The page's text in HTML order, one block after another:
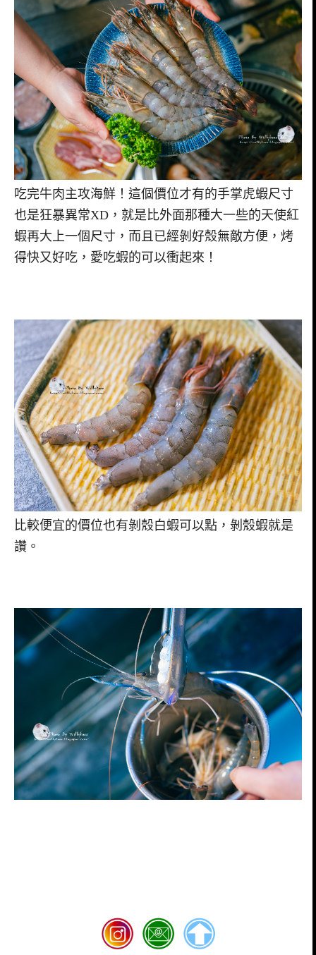
吃完牛肉主攻海鮮！這個價位才有的手掌虎蝦尺寸
也是狂暴異常XD，就是比外面那種大一些的天使紅
蝦再大上一個尺寸，而且已經剝好殼無敵方便，烤
得快又好吃，愛吃蝦的可以衝起來！
比較便宜的價位也有剝殼白蝦可以點，剝殼蝦就是
讚。